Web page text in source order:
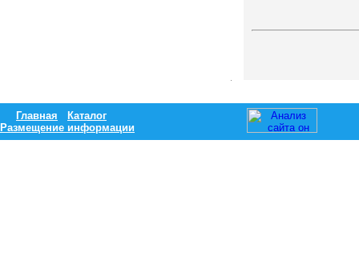
Главная
Каталог
Размещение информации